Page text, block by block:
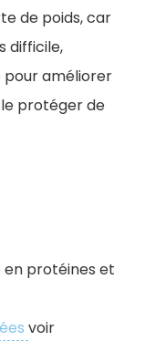
de poids, car
difficile,
pour améliorer
protéger de
en protéines et
voir